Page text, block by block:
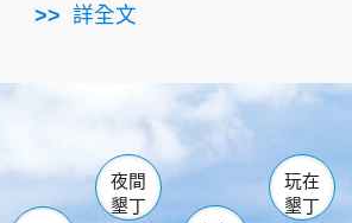
詳全文
南仁湖
佳樂水
自然中心 森林遊樂區
館 墾管處遊客中心
社頂公園 風吹沙
船帆石 龍磐公園
香蕉灣
砂島
鵝鑾鼻
夜間
墾丁
玩在
墾丁